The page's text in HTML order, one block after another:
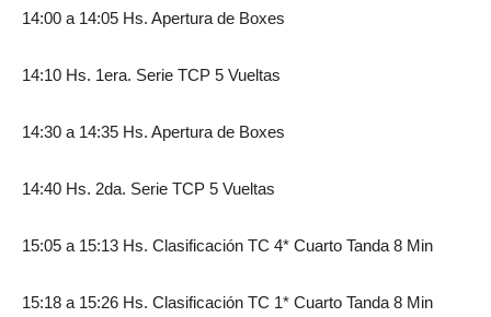
14:00 a 14:05 Hs. Apertura de Boxes
14:10 Hs. 1era. Serie TCP 5 Vueltas
14:30 a 14:35 Hs. Apertura de Boxes
14:40 Hs. 2da. Serie TCP 5 Vueltas
15:05 a 15:13 Hs. Clasificación TC 4* Cuarto Tanda 8 Min
15:18 a 15:26 Hs. Clasificación TC 1* Cuarto Tanda 8 Min